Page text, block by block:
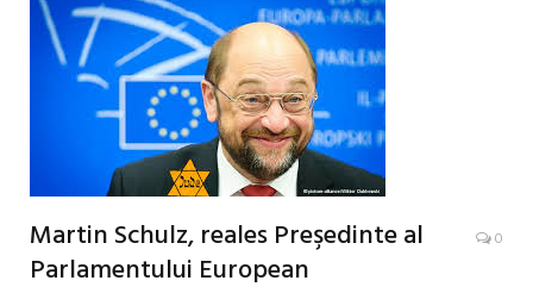
Martin Schulz, reales Preşedinte al
Parlamentului European
0